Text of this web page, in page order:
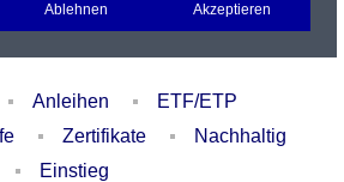
Watchlist Portfolio Login
Anleihen
ETF/ETP
Zertifikate
Nachhaltig
Einstieg
Ablehnen Akzeptieren